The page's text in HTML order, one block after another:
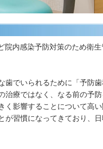
院内感染予防対策のため衛
でいられるために「予防
療ではなく、なる前の予防
く影響することについて高
が習慣になってきており、